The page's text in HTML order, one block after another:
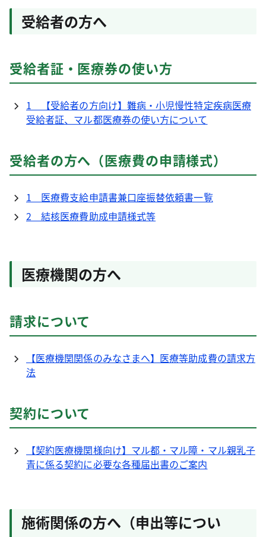
受給者の方へ
受給者証・医療券の使い方
1 【受給者の方向け】難病・小児慢性特定疾病医療
受給者証、マル都医療券の使い方について
受給者の方へ（医療費の申請様式）
1 医療費支給申請書兼口座振替依頼書一覧
2 結核医療費助成申請様式等
医療機関の方へ
請求について
【医療機関関係のみなさまへ】医療等助成費の請求方
法
契約について
【契約医療機関様向け】マル都・マル障・マル親乳子
青に係る契約に必要な各種届出書のご案内
施術関係の方へ（申出等につい